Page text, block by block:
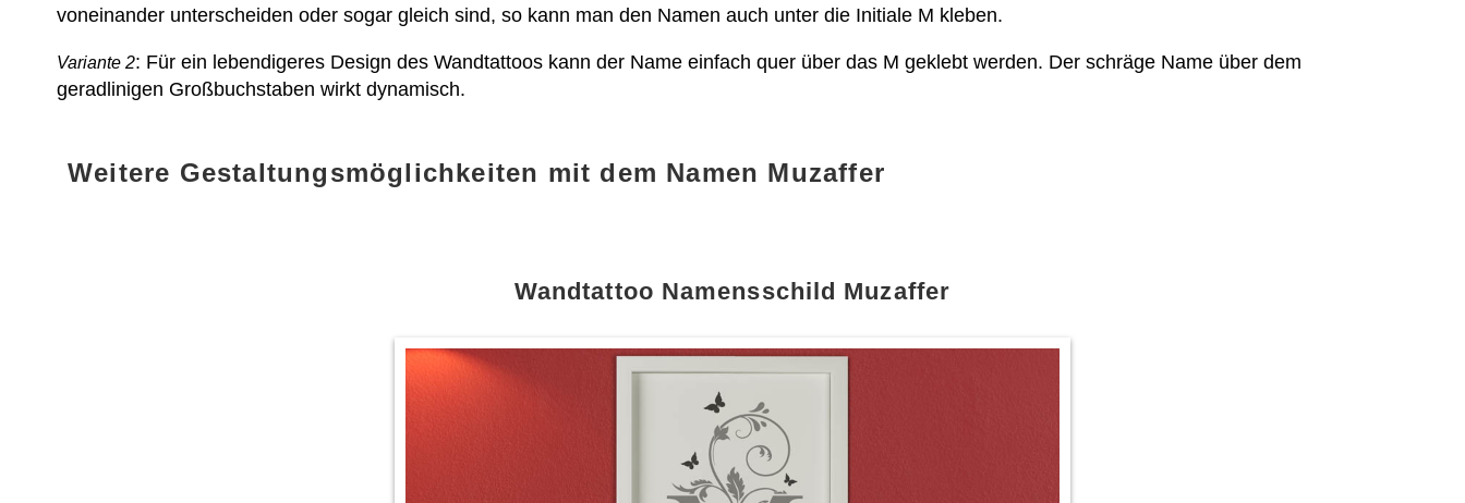
voneinander unterscheiden oder sogar gleich sind, so kann man den Namen auch unter die Initiale M kleben.
Variante 2: Für ein lebendigeres Design des Wandtattoos kann der Name einfach quer über das M geklebt werden. Der schräge Name über dem
geradlinigen Großbuchstaben wirkt dynamisch.
Weitere Gestaltungsmöglichkeiten mit dem Namen Muzaffer
Wandtattoo Namensschild Muzaffer